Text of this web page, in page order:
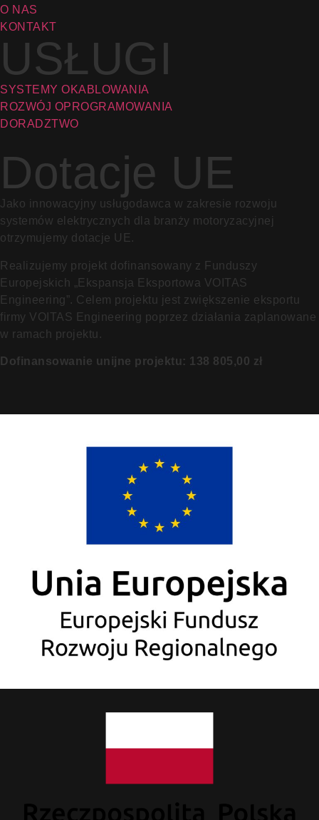
O NAS
KONTAKT
USŁUGI
SYSTEMY OKABLOWANIA
ROZWÓJ OPROGRAMOWANIA
DORADZTWO
Dotacje UE
Jako innowacyjny usługodawca w zakresie rozwoju
systemów elektrycznych dla branży motoryzacyjnej
otrzymujemy dotacje UE.
Realizujemy projekt dofinansowany z Funduszy
Europejskich „Ekspansja Eksportowa VOITAS
Engineering”. Celem projektu jest zwiększenie eksportu
firmy VOITAS Engineering poprzez działania zaplanowane
w ramach projektu.
Dofinansowanie unijne projektu: 138 805,00 zł